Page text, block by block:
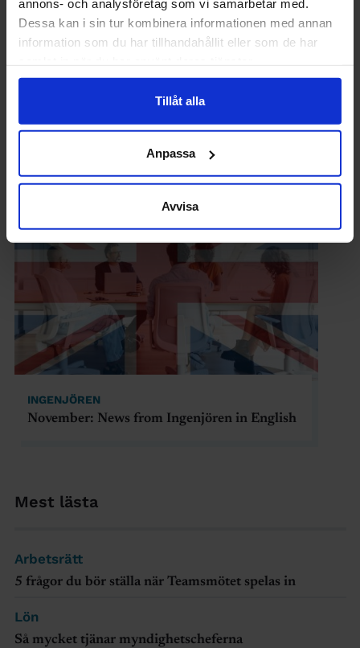
annons- och analysföretag som vi samarbetar med.
Dessa kan i sin tur kombinera informationen med annan
information som du har tillhandahållit eller som de har
Tillåt alla
Anpassa
Avvisa
Mest lästa
Arbetsrätt
5 frågor du bör ställa när Teamsmötet spelas in
Lön
Så mycket tjänar myndighetscheferna
”Astronaut är man resten av livet, skulle jag
INGENJÖREN
November: News from Ingenjören in English